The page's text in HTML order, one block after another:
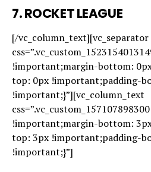
7.ROCKET LEAGUE
[/vc_column_text][vc_separator
!important;margin-bottom:
top: 0px !important;padding-
!important;}”][vc_column_text
!important;margin-bottom:
top: 3px !important;padding-
!important;}”]